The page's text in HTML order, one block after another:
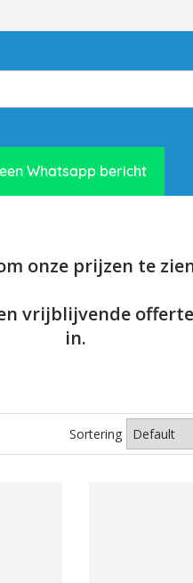
Whatsapp bericht
onze prijzen te
vrijblijvende
in.
Sortering